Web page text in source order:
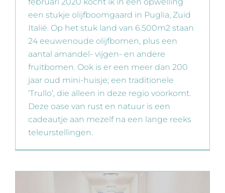
een stukje olijfboomgaard in Puglia, Zuid
Italië. Op het stuk land van 6.500m2 staan
24 eeuwenoude olijfbomen, plus een
aantal amandel- vijgen- en andere
fruitbomen. Ook is er een meer dan 200
jaar oud mini-huisje; een traditionele
‘Trullo’, die alleen in deze regio voorkomt.
Deze oase van rust en natuur is een
cadeautje aan mezelf na een lange reeks
teleurstellingen.